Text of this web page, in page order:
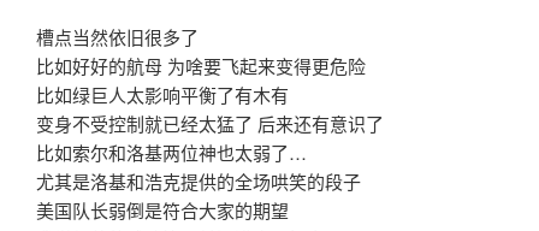
槽点当然依旧很多了
比如好好的航母 为啥要飞起来变得更危险
比如绿巨人太影响平衡了有木有
变身不受控制就已经太猛了 后来还有意识了
比如索尔和洛基两位神也太弱了…
尤其是洛基和浩克提供的全场哄笑的段子
美国队长弱倒是符合大家的期望